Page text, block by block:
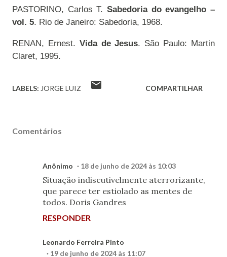
PASTORINO, Carlos T. Sabedoria do evangelho –
vol. 5. Rio de Janeiro: Sabedoria, 1968.
RENAN, Ernest. Vida de Jesus. São Paulo: Martin
Claret, 1995.
LABELS: JORGE LUIZ COMPARTILHAR
Comentários
Anônimo 18 de junho de 2024 às 10:03
Situação indiscutivelmente aterrorizante,
que parece ter estiolado as mentes de
todos. Doris Gandres
RESPONDER
Leonardo Ferreira Pinto
19 de junho de 2024 às 11:07